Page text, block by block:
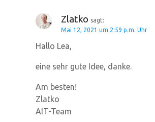
Zlatko sagt:
Mai 12, 2021 um 2:59 p.m. Uhr
Hallo Lea,
eine sehr gute Idee, danke.
Am besten!
Zlatko
AIT-Team